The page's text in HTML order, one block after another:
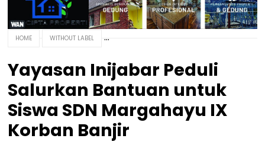
HOME WITHOUT LABEL
Yayasan Inijabar Peduli
Salurkan Bantuan untuk
Siswa SDN Margahayu IX
Korban Banjir